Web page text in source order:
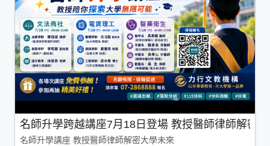
名師升學跨越講座7月18日登場 教授醫師律師解密
名師升學講座 教授醫師律師解密大學未來